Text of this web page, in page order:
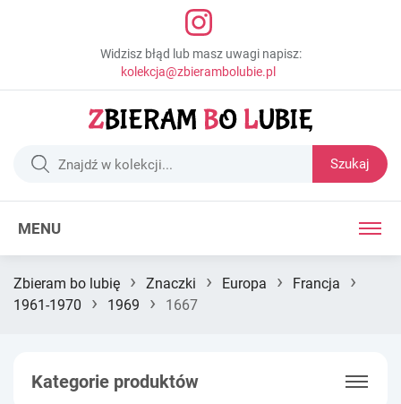
Widzisz błąd lub masz uwagi napisz:
kolekcja@zbierambolubie.pl
Szukaj
MENU
Zbieram bo lubię › Znaczki › Europa › Francja ›
1961-1970 › 1969 › 1667
Kategorie produktów